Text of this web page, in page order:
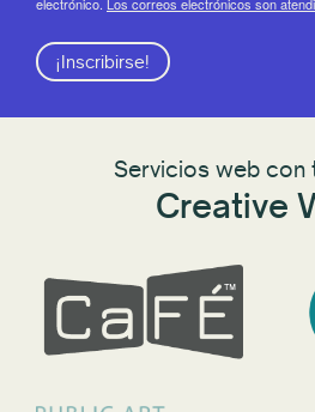
electrónico. Los correos electrónicos son
¡Inscribirse!
Servicios web con
Creative